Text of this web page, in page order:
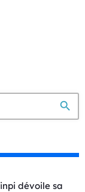
search
dévoile sa